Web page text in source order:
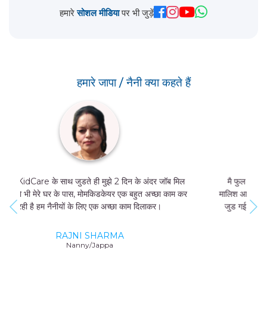
हमारेसोशल मीडियापर भी जुड़ें
हमारे जापा / नैनी क्या कहते हैं
मै फुल टाइम जॉब नहीं कर सकती थी, और मुझे मां और बच्चे की
मालिश आती थी तो मै MomKidCare के साथ फ्रीलांसर की तरह
जुड गई और अब में दिन में सिर्फ 4 घंटे काम करके भी 20000-
GEETA SHARMA